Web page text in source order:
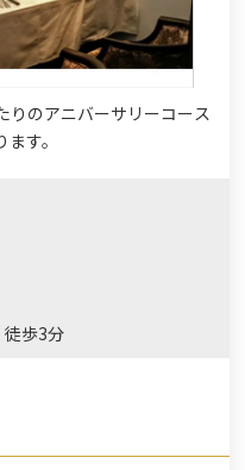
りのアニバーサリーコース
す。
徒歩3分